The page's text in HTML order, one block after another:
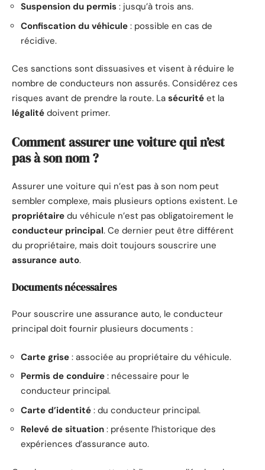
Suspension du permis : jusqu’à trois ans.
Confiscation du véhicule : possible en cas de
récidive.
Ces sanctions sont dissuasives et visent à réduire le
nombre de conducteurs non assurés. Considérez ces
risques avant de prendre la route. La sécurité et la
légalité doivent primer.
Comment assurer une voiture qui n’est
pas à son nom ?
Assurer une voiture qui n’est pas à son nom peut
sembler complexe, mais plusieurs options existent. Le
propriétaire du véhicule n’est pas obligatoirement le
conducteur principal. Ce dernier peut être différent
du propriétaire, mais doit toujours souscrire une
assurance auto.
Documents nécessaires
Pour souscrire une assurance auto, le conducteur
principal doit fournir plusieurs documents :
Carte grise : associée au propriétaire du véhicule.
Permis de conduire : nécessaire pour le
conducteur principal.
Carte d’identité : du conducteur principal.
Relevé de situation : présente l’historique des
expériences d’assurance auto.